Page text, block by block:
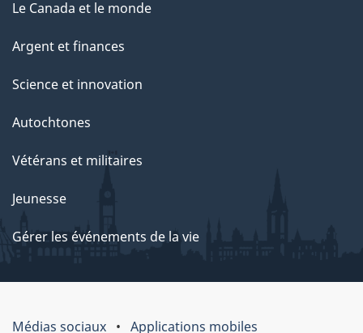
Le Canada et le monde
Argent et finances
Science et innovation
Autochtones
Vétérans et militaires
Jeunesse
Gérer les événements de la vie
Médias sociaux Applications mobiles